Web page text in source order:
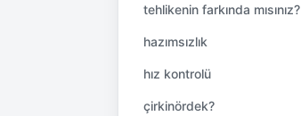
tehlikenin farkında mısınız?
hazımsızlık
hız kontrolü
çirkinördek?